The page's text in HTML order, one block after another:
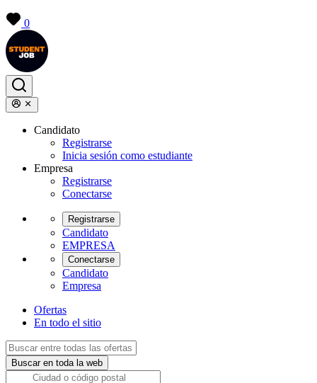
0
Candidato
Registrarse
Inicia sesión como estudiante
Empresa
Registrarse
Conectarse
Registrarse
Candidato
EMPRESA
Conectarse
Candidato
Empresa
Ofertas
En todo el sitio